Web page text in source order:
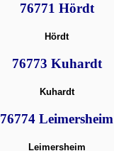
76771 Hördt
Hördt
76773 Kuhardt
Kuhardt
76774 Leimersheim
Leimersheim